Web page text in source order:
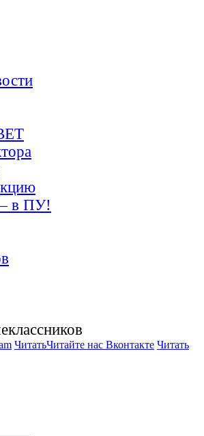
в ПУ!
ЧитатьЧитайте нас Вконтакте Читать